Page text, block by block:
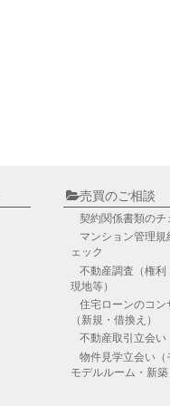
売買のご相談
契約関係書類のチ
マンション管理規
ェック
不動産調査
（権
現地等）
住宅ローンのコン
（新規・借換え）
不動産取引立会い
物件見学立会い
モデルルーム・新築